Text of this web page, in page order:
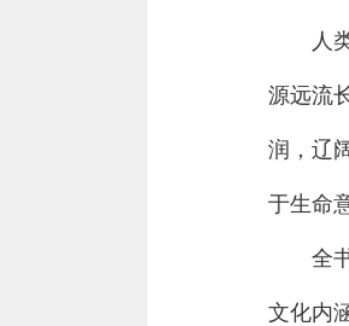
人
源远流
润，辽
于生命
全
文化内